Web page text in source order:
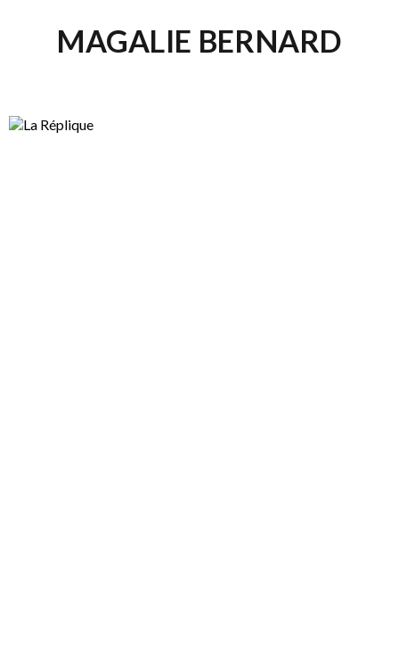
MAGALIE BERNARD